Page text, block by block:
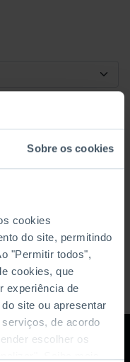
Sobre os cookies
cookies
do site, permitindo
"Permitir todos",
cookies, que
experiência de
site ou apresentar
de acordo
escolher os